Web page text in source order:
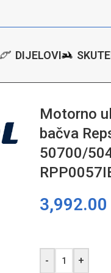
DIJELOVI
Motorno
bačva
50700/
3,992.00
- +